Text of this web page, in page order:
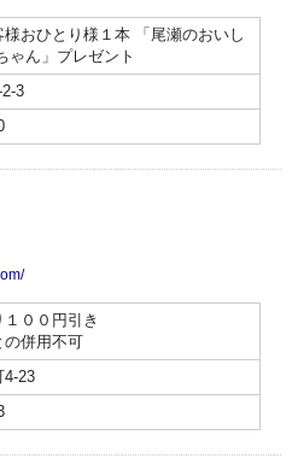
様おひとり様１本 「尾瀬のおいし
ゃん」プレゼント
3
００円引き
併用不可
4-23